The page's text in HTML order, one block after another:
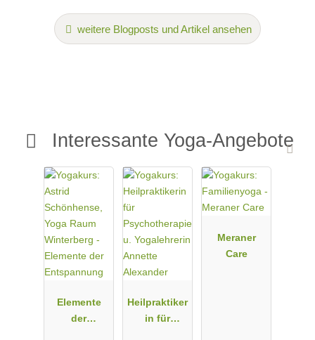
weitere Blogposts und Artikel ansehen
Interessante Yoga-Angebote
Elemente
der
Heilpraktiker
in für
Meraner
Care